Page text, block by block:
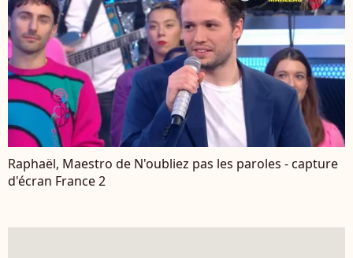
Raphaël, Maestro de N'oubliez pas les paroles - capture
d'écran France 2